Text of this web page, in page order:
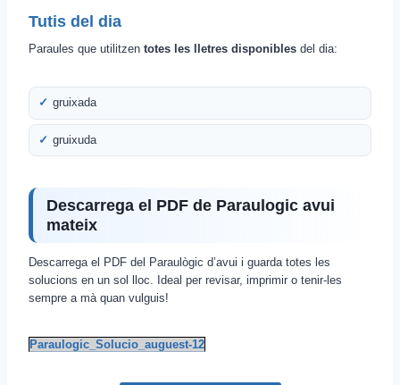
Tutis del dia
Paraules que utilitzen totes les lletres disponibles del dia:
gruixada
gruixuda
Descarrega el PDF de Paraulogic avui
mateix
Descarrega el PDF del Paraulògic d’avui i guarda totes les
solucions en un sol lloc. Ideal per revisar, imprimir o tenir-les
sempre a mà quan vulguis!
Paraulogic_Solucio_auguest-12